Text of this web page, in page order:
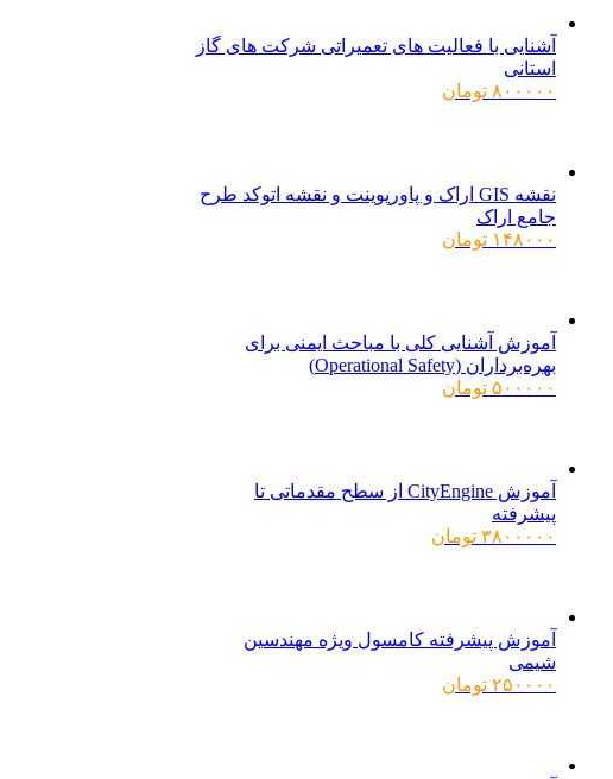
آشنایی با فعالیت های تعمیراتی شرکت های گاز
استانی
۸۰۰۰۰۰ تومان
نقشه GIS اراک و پاورپوینت و نقشه اتوکد طرح
جامع اراک
۱۴۸۰۰۰ تومان
آموزش آشنایی کلی با مباحث ایمنی برای
بهره‌برداران (Operational Safety)
۵۰۰۰۰۰ تومان
آموزش CityEngine از سطح مقدماتی تا
پیشرفته
۳۸۰۰۰۰۰ تومان
آموزش پیشرفته کامسول ویژه مهندسین
شیمی
۲۵۰۰۰۰ تومان